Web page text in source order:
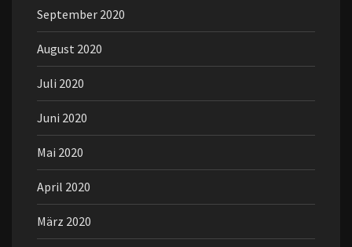
September 2020
August 2020
Juli 2020
Juni 2020
Mai 2020
April 2020
März 2020